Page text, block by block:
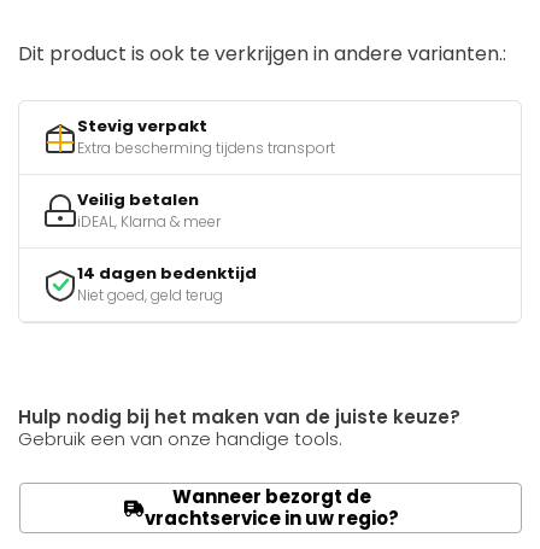
Dit product is ook te verkrijgen in andere varianten.:
Stevig verpakt
Extra bescherming tijdens transport
Veilig betalen
iDEAL, Klarna & meer
14 dagen bedenktijd
Niet goed, geld terug
Hulp nodig bij het maken van de juiste keuze?
Gebruik een van onze handige tools.
Wanneer bezorgt de
vrachtservice in uw regio?